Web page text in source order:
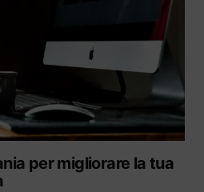
per migliorare la tua